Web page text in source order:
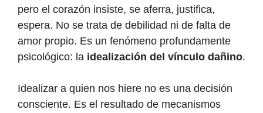
pero el corazón insiste, se aferra, justifica,
espera. No se trata de debilidad ni de falta de
amor propio. Es un fenómeno profundamente
psicológico: la idealización del vínculo dañino.
Idealizar a quien nos hiere no es una decisión
consciente. Es el resultado de mecanismos